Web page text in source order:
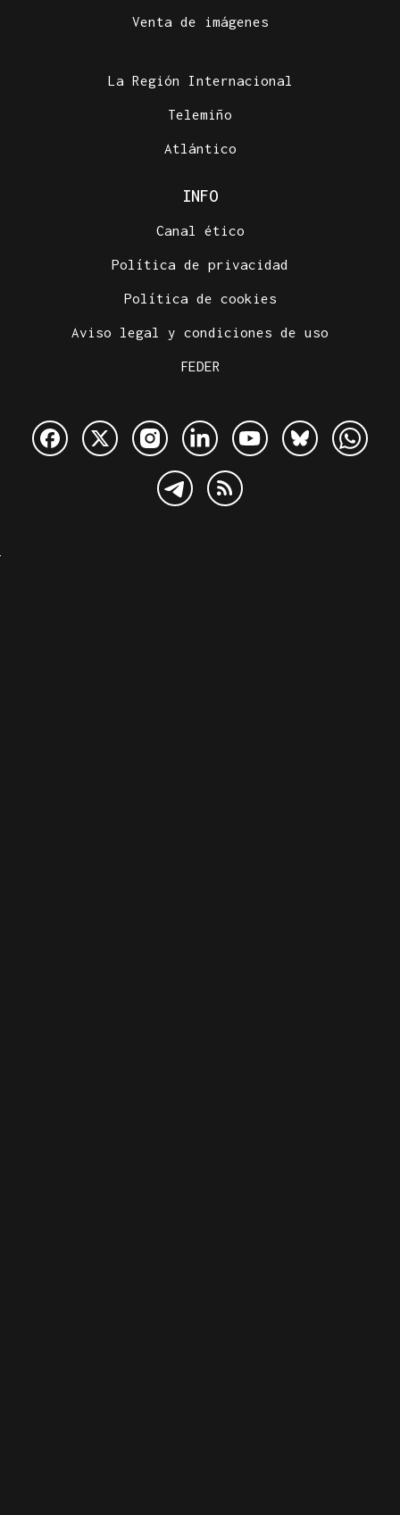
Venta de imágenes
La Región Internacional
Telemiño
Atlántico
INFO
Canal ético
Política de privacidad
Política de cookies
Aviso legal y condiciones de uso
FEDER